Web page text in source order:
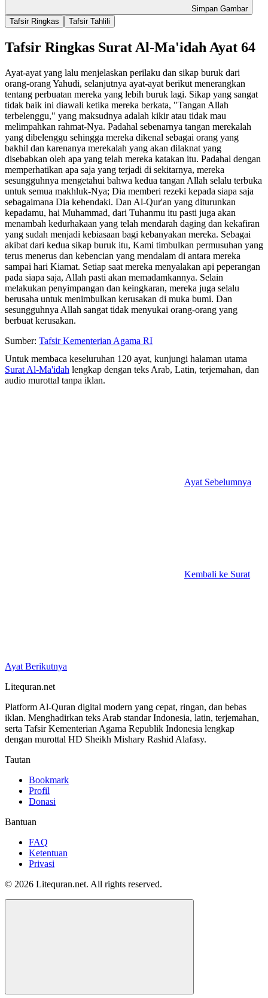
Simpan Gambar
Tafsir Ringkas
Tafsir Tahlili
Tafsir Ringkas Surat Al-Ma'idah Ayat 64
Ayat-ayat yang lalu menjelaskan perilaku dan sikap buruk dari
orang-orang Yahudi, selanjutnya ayat-ayat berikut menerangkan
tentang perbuatan mereka yang lebih buruk lagi. Sikap yang sangat
tidak baik ini diawali ketika mereka berkata, "Tangan Allah
terbelenggu," yang maksudnya adalah kikir atau tidak mau
melimpahkan rahmat-Nya. Padahal sebenarnya tangan merekalah
yang dibelenggu sehingga mereka dikenal sebagai orang yang
bakhil dan karenanya merekalah yang akan dilaknat yang
disebabkan oleh apa yang telah mereka katakan itu. Padahal dengan
memperhatikan apa saja yang terjadi di sekitarnya, mereka
sesungguhnya mengetahui bahwa kedua tangan Allah selalu terbuka
untuk semua makhluk-Nya; Dia memberi rezeki kepada siapa saja
sebagaimana Dia kehendaki. Dan Al-Qur'an yang diturunkan
kepadamu, hai Muhammad, dari Tuhanmu itu pasti juga akan
menambah kedurhakaan yang telah mendarah daging dan kekafiran
yang sudah menjadi kebiasaan bagi kebanyakan mereka. Sebagai
akibat dari kedua sikap buruk itu, Kami timbulkan permusuhan yang
terus menerus dan kebencian yang mendalam di antara mereka
sampai hari Kiamat. Setiap saat mereka menyalakan api peperangan
pada siapa saja, Allah pasti akan memadamkannya. Selain
melakukan penyimpangan dan keingkaran, mereka juga selalu
berusaha untuk menimbulkan kerusakan di muka bumi. Dan
sesungguhnya Allah sangat tidak menyukai orang-orang yang
berbuat kerusakan.
Sumber: Tafsir Kementerian Agama RI
Untuk membaca keseluruhan 120 ayat, kunjungi halaman utama
Surat Al-Ma'idah lengkap dengan teks Arab, Latin, terjemahan, dan
audio murottal tanpa iklan.
Ayat Sebelumnya
Kembali ke Surat
Ayat Berikutnya
Litequran.net
Platform Al-Quran digital modern yang cepat, ringan, dan bebas
iklan. Menghadirkan teks Arab standar Indonesia, latin, terjemahan,
serta Tafsir Kementerian Agama Republik Indonesia lengkap
dengan murottal HD Sheikh Mishary Rashid Alafasy.
Tautan
Bookmark
Profil
Donasi
Bantuan
FAQ
Ketentuan
Privasi
© 2026 Litequran.net. All rights reserved.